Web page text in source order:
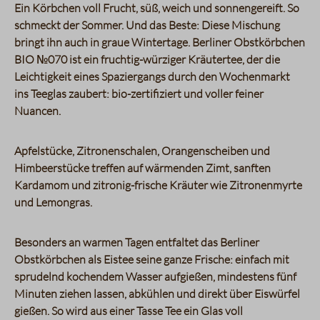
Ein Körbchen voll Frucht, süß, weich und sonnengereift. So
schmeckt der Sommer. Und das Beste: Diese Mischung
bringt ihn auch in graue Wintertage. Berliner Obstkörbchen
BIO №070 ist ein fruchtig-würziger Kräutertee, der die
Leichtigkeit eines Spaziergangs durch den Wochenmarkt
ins Teeglas zaubert: bio-zertifiziert und voller feiner
Nuancen.
Apfelstücke, Zitronenschalen, Orangenscheiben und
Himbeerstücke treffen auf wärmenden Zimt, sanften
Kardamom und zitronig-frische Kräuter wie Zitronenmyrte
und Lemongras.
Besonders an warmen Tagen entfaltet das Berliner
Obstkörbchen als Eistee seine ganze Frische: einfach mit
sprudelnd kochendem Wasser aufgießen, mindestens fünf
Minuten ziehen lassen, abkühlen und direkt über Eiswürfel
gießen. So wird aus einer Tasse Tee ein Glas voll